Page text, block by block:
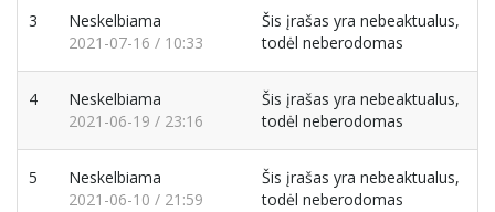
3
Neskelbiama
2021-07-16 / 10:33
Šis įrašas yra nebeaktualus,
todėl neberodomas
4
Neskelbiama
2021-06-19 / 23:16
Šis įrašas yra nebeaktualus,
todėl neberodomas
5
Neskelbiama
2021-06-10 / 21:59
Šis įrašas yra nebeaktualus,
todėl neberodomas